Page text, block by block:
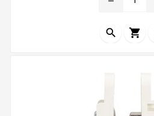
 